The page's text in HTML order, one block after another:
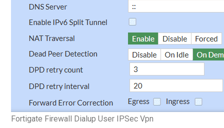
Fortigate Firewall Dialup User IPSec Vpn